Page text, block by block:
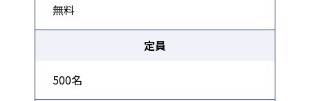
無料
定員
500名